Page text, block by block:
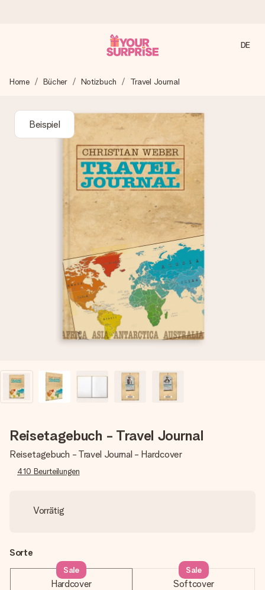
Wir bereiten dein Geschenk sorgfältig vor und schicken es
4,8 (basierend auf +15.000 Bewertungen)
Unsere Geschenke begeistern. Kunden bewerten uns mit
4,8 bei Google Reviews (Gesamtergebnis aller Länder, in
die wir versenden).
Mit Liebe gemacht, im Handumdrehen
Erstelle etwas Einzigartiges in wenigen Schritten – mit
ihrem Namen, deinem Foto oder einer Nachricht von
Herzen. Kein Stress, nur pure Liebe für den perfekten
DE
Home Bücher Notizbuch Travel Journal
Beispiel
Reisetagebuch - Travel Journal
Reisetagebuch - Travel Journal - Hardcover
410 Beurteilungen
Vorrätig
Sorte
Hardcover
Sale
Softcover
Sale